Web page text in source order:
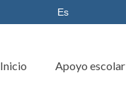
Es
Inicio Apoyo escolar